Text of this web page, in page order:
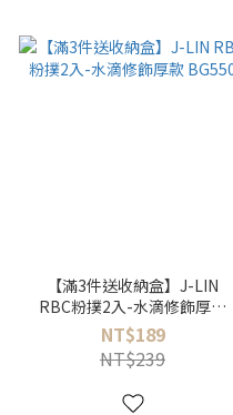
【滿3件送收納盒】J-LIN
RBC粉撲2入-水滴修飾厚款
BG550
NT$189
NT$239